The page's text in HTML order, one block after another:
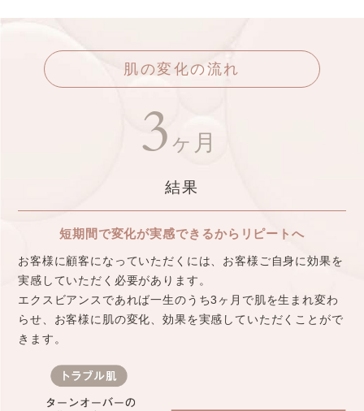
肌の変化の流れ
3ヶ月
結果
短期間で変化が実感できるからリピートへ
お客様に顧客になっていただくには、お客様ご自身に効果を
実感していただく必要があります。
エクスビアンスであれば一生のうち3ヶ月で肌を生まれ変わ
らせ、お客様に肌の変化、効果を実感していただくことがで
きます。